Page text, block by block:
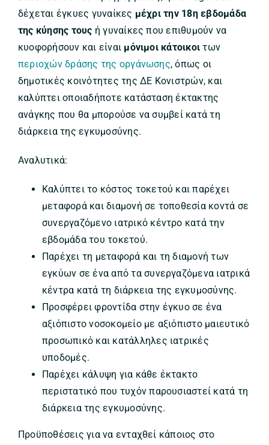
δέχεται έγκυες γυναίκες µέχρι την 18η εβδοµάδα
της κύησης τους ή γυναίκες που επιθυμούν να
κυοφορήσουν και είναι μόνιμοι κάτοικοι των
περιοχών δράσης της οργάνωσης, όπως οι
δημοτικές κοινότητες της ΔΕ Κονιστρών, και
καλύπτει οποιαδήποτε κατάσταση έκτακτης
ανάγκης που θα µπορούσε να συµβεί κατά τη
διάρκεια της εγκυµοσύνης.
Αναλυτικά:
Καλύπτει το κόστος τοκετού και παρέχει
µεταφορά και διαµονή σε τοποθεσία κοντά σε
συνεργαζόµενο ιατρικό κέντρο κατά την
εβδοµάδα του τοκετού.
Παρέχει τη µεταφορά και τη διαµονή των
εγκύων σε ένα από τα συνεργαζόµενα ιατρικά
κέντρα κατά τη διάρκεια της εγκυµοσύνης.
Προσφέρει φροντίδα στην έγκυο σε ένα
αξιόπιστο νοσοκοµείο µε αξιόπιστο µαιευτικό
προσωπικό και κατάλληλες ιατρικές
υποδοµές.
Παρέχει κάλυψη για κάθε έκτακτο
περιστατικό που τυχόν παρουσιαστεί κατά τη
διάρκεια της εγκυµοσύνης.
Προϋποθέσεις για να ενταχθεί κάποιος στο